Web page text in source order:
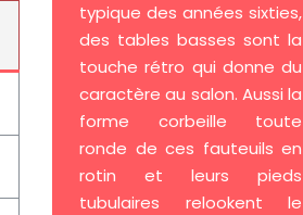
typique des années sixties,
des tables basses sont la
touche rétro qui donne du
caractère au salon. Aussi la
forme corbeille toute
ronde de ces fauteuils en
rotin et leurs pieds
tubulaires relookent le